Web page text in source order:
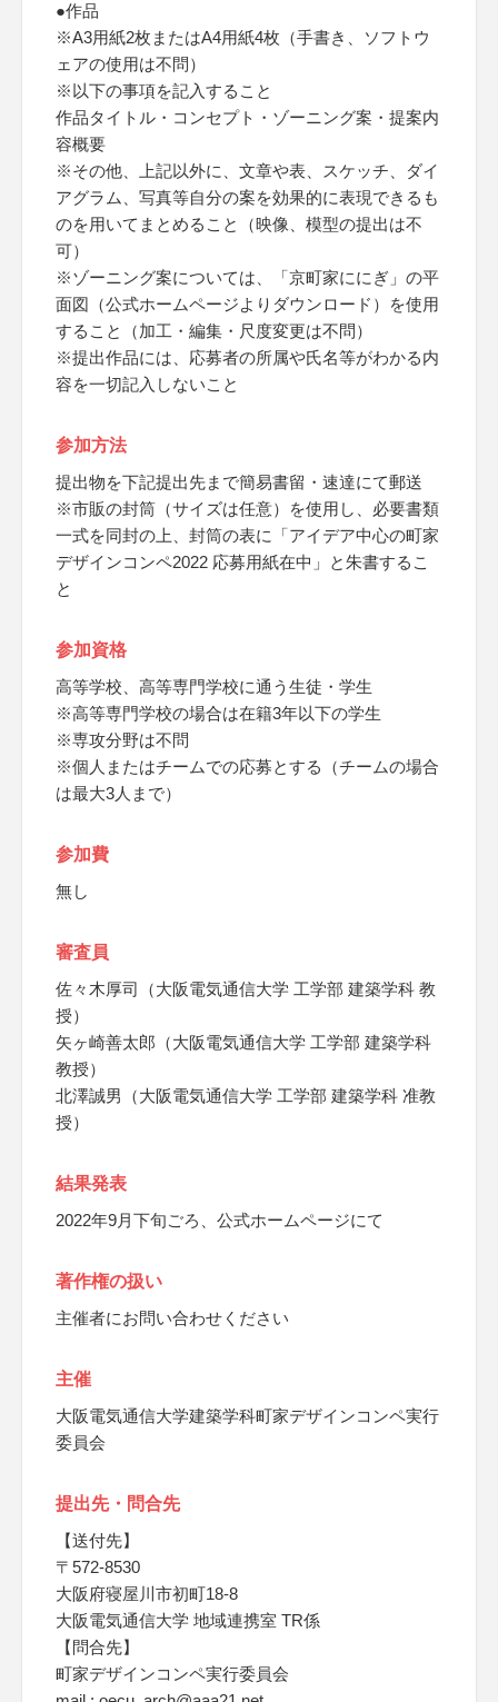
●作品
※A3用紙2枚またはA4用紙4枚（手書き、ソフトウ
ェアの使用は不問）
※以下の事項を記入すること
作品タイトル・コンセプト・ゾーニング案・提案内
容概要
※その他、上記以外に、文章や表、スケッチ、ダイ
アグラム、写真等自分の案を効果的に表現できるも
のを用いてまとめること（映像、模型の提出は不
可）
※ゾーニング案については、「京町家ににぎ」の平
面図（公式ホームページよりダウンロード）を使用
すること（加工・編集・尺度変更は不問）
※提出作品には、応募者の所属や氏名等がわかる内
容を一切記入しないこと
参加方法
提出物を下記提出先まで簡易書留・速達にて郵送
※市販の封筒（サイズは任意）を使用し、必要書類
一式を同封の上、封筒の表に「アイデア中心の町家
デザインコンペ2022 応募用紙在中」と朱書するこ
と
参加資格
高等学校、高等専門学校に通う生徒・学生
※高等専門学校の場合は在籍3年以下の学生
※専攻分野は不問
※個人またはチームでの応募とする（チームの場合
は最大3人まで）
参加費
無し
審査員
佐々木厚司（大阪電気通信大学 工学部 建築学科 教
授）
矢ヶ崎善太郎（大阪電気通信大学 工学部 建築学科
教授）
北澤誠男（大阪電気通信大学 工学部 建築学科 准教
授）
結果発表
2022年9月下旬ごろ、公式ホームページにて
著作権の扱い
主催者にお問い合わせください
主催
大阪電気通信大学建築学科町家デザインコンペ実行
委員会
提出先・問合先
【送付先】
〒572-8530
大阪府寝屋川市初町18-8
大阪電気通信大学 地域連携室 TR係
【問合先】
町家デザインコンペ実行委員会